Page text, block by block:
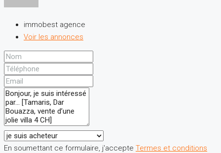
immobest agence
Voir les annonces
En soumettant ce formulaire, j'accepte Termes et conditions